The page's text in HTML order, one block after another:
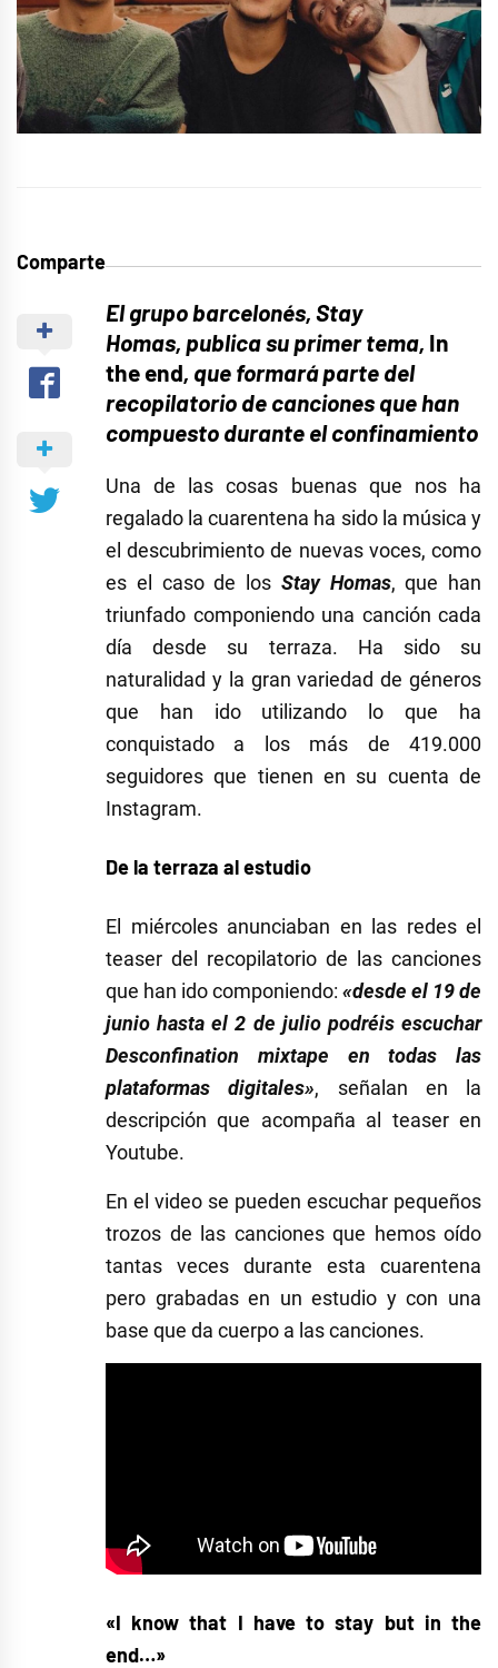
Comparte
El grupo barcelonés, Stay
Homas, publica su primer tema, In
the end, que formará parte del
recopilatorio de canciones que han
compuesto durante el confinamiento
Una de las cosas buenas que nos ha
regalado la cuarentena ha sido la música y
el descubrimiento de nuevas voces, como
es el caso de los Stay Homas, que han
triunfado componiendo una canción cada
día desde su terraza. Ha sido su
naturalidad y la gran variedad de géneros
que han ido utilizando lo que ha
conquistado a los más de 419.000
seguidores que tienen en su cuenta de
Instagram.
De la terraza al estudio
El miércoles anunciaban en las redes el
teaser del recopilatorio de las canciones
que han ido componiendo: «desde el 19 de
junio hasta el 2 de julio podréis escuchar
Desconfination mixtape en todas las
plataformas digitales», señalan en la
descripción que acompaña al teaser en
Youtube.
En el video se pueden escuchar pequeños
trozos de las canciones que hemos oído
tantas veces durante esta cuarentena
pero grabadas en un estudio y con una
base que da cuerpo a las canciones.
«I know that I have to stay but in the
end…»